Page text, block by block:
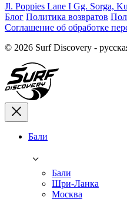
Jl. Poppies Lane I Gg. Sorga,
Блог Политика возвратов
Соглашение об обработке
© 2026 Surf Discovery -
Бали
Бали
Шри-Ланка
Москва